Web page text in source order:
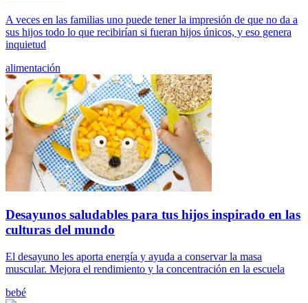
A veces en las familias uno puede tener la impresión de que no da a
sus hijos todo lo que recibirían si fueran hijos únicos, y eso genera
inquietud
alimentación
Desayunos saludables para tus hijos inspirado en las
culturas del mundo
El desayuno les aporta energía y ayuda a conservar la masa
muscular. Mejora el rendimiento y la concentración en la escuela
bebé